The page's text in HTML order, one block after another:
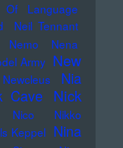
Of Language
Neil Tennant
Nemo
Nena
Army New
Newcleus
Nia
Cave
Nick
Nico
Nikko
Keppel Nina